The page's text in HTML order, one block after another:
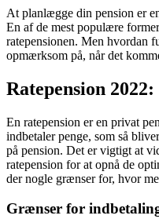
At planlægge din pension er
En af de mest populære
ratepensionen. Men hvordan
opmærksom på, når det
Ratepension
En ratepension er en privat
indbetaler penge, som så
på pension. Det er vigtigt at
ratepension for at opnå de
der nogle grænser for, hvor
Grænser for